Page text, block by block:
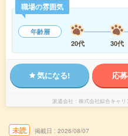
職場の雰囲気
年齢層
20代
30代
気になる! 応
派遣会社 株式会社綜合キャ
未読 掲載日 2026/08/07